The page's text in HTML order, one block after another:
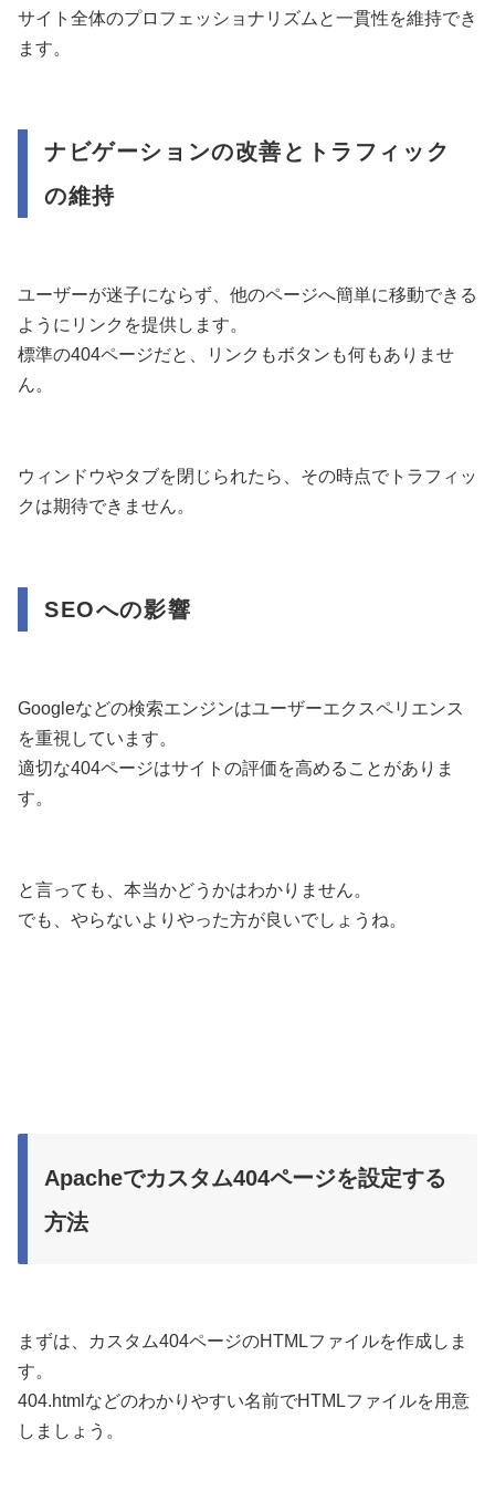
サイト全体のプロフェッショナリズムと一貫性を維持でき
ます。
ナビゲーションの改善とトラフィック
の維持
ユーザーが迷子にならず、他のページへ簡単に移動できる
ようにリンクを提供します。
標準の404ページだと、リンクもボタンも何もありませ
ん。
ウィンドウやタブを閉じられたら、その時点でトラフィッ
クは期待できません。
SEOへの影響
Googleなどの検索エンジンはユーザーエクスペリエンス
を重視しています。
適切な404ページはサイトの評価を高めることがありま
す。
と言っても、本当かどうかはわかりません。
でも、やらないよりやった方が良いでしょうね。
Apacheでカスタム404ページを設定する
方法
まずは、カスタム404ページのHTMLファイルを作成しま
す。
404.htmlなどのわかりやすい名前でHTMLファイルを用意
しましょう。